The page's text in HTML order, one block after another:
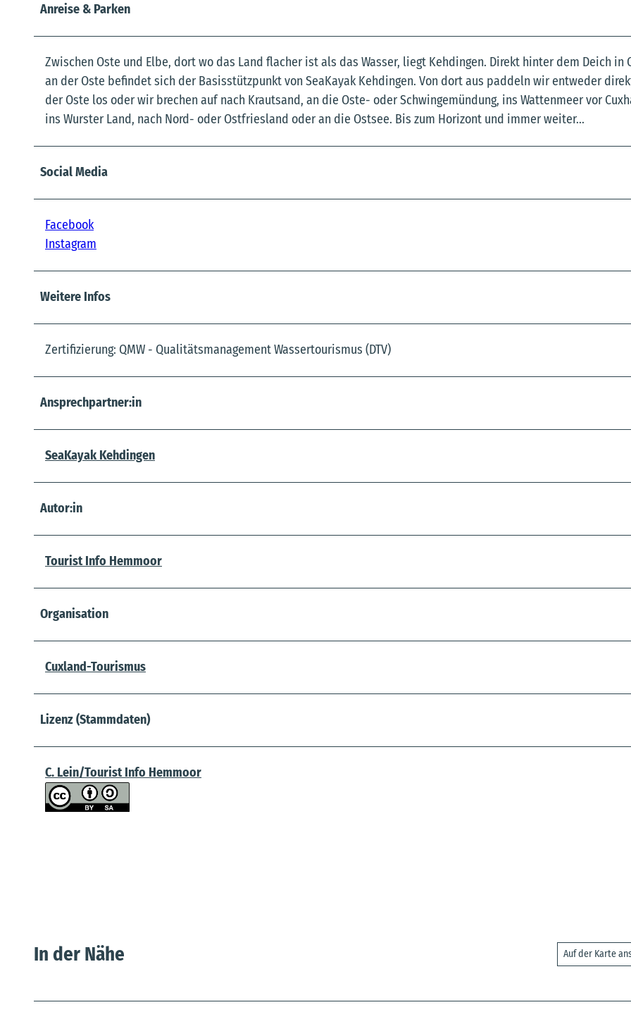
Anreise & Parken
Zwischen Oste und Elbe, dort wo das Land flacher ist als das Wasser, liegt Kehdingen. Direkt hinter dem Deich in
an der Oste befindet sich der Basisstützpunkt von SeaKayak Kehdingen. Von dort aus paddeln wir entweder
der Oste los oder wir brechen auf nach Krautsand, an die Oste- oder Schwingemündung, ins Wattenmeer vor
ins Wurster Land, nach Nord- oder Ostfriesland oder an die Ostsee. Bis zum Horizont und immer weiter...
Social Media
Facebook
Instagram
Weitere Infos
Zertifizierung: QMW - Qualitätsmanagement Wassertourismus (DTV)
Ansprechpartner:in
SeaKayak Kehdingen
Autor:in
Tourist Info Hemmoor
Organisation
Cuxland-Tourismus
Lizenz (Stammdaten)
C. Lein/Tourist Info Hemmoor
In der Nähe Auf der Karte